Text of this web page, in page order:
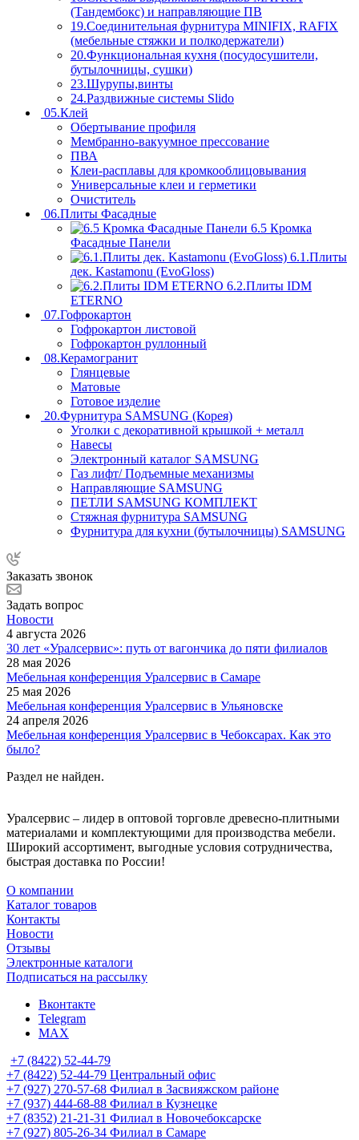
(Тандембокс) и направляющие ПВ
19.Соединительная фурнитура MINIFIX, RAFIX
(мебельные стяжки и полкодержатели)
20.Функциональная кухня (посудосушители,
бутылочницы, сушки)
23.Шурупы,винты
24.Раздвижные системы Slido
05.Клей
Обертывание профиля
Мембранно-вакуумное прессование
ПВА
Клеи-расплавы для кромкооблицовывания
Универсальные клеи и герметики
Очиститель
06.Плиты Фасадные
6.5 Кромка
Фасадные Панели
6.1.Плиты
дек. Kastamonu (EvoGloss)
6.2.Плиты IDM
ETERNO
07.Гофрокартон
Гофрокартон листовой
Гофрокартон руллонный
08.Керамогранит
Глянцевые
Матовые
Готовое изделие
20.Фурнитура SAMSUNG (Корея)
Уголки с декоративной крышкой + металл
Навесы
Электронный каталог SAMSUNG
Газ лифт/ Подъемные механизмы
Направляющие SAMSUNG
ПЕТЛИ SAMSUNG КОМПЛЕКТ
Стяжная фурнитура SAMSUNG
Фурнитура для кухни (бутылочницы) SAMSUNG
Заказать звонок
Задать вопрос
Новости
4 августа 2026
30 лет «Уралсервис»: путь от вагончика до пяти филиалов
28 мая 2026
Мебельная конференция Уралсервис в Самаре
25 мая 2026
Мебельная конференция Уралсервис в Ульяновске
24 апреля 2026
Мебельная конференция Уралсервис в Чебоксарах. Как это
было?
Раздел не найден.
Уралсервис – лидер в оптовой торговле древесно-плитными
материалами и комплектующими для производства мебели.
Широкий ассортимент, выгодные условия сотрудничества,
быстрая доставка по России!
О компании
Каталог товаров
Контакты
Новости
Отзывы
Электронные каталоги
Подписаться на рассылку
Вконтакте
Telegram
MAX
+7 (8422) 52-44-79
+7 (8422) 52-44-79 Центральный офис
+7 (927) 270-57-68 Филиал в Засвияжском районе
+7 (937) 444-68-88 Филиал в Кузнецке
+7 (8352) 21-21-31 Филиал в Новочебоксарске
+7 (927) 805-26-34 Филиал в Самаре